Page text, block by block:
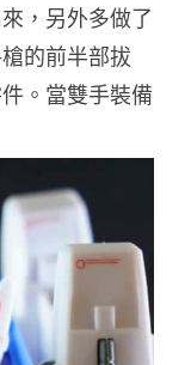
，另外多做了
的前半部拔
。當雙手裝備